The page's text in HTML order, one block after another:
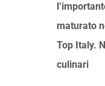
maturato
Top Italy.
culinari